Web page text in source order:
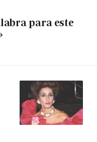
para este